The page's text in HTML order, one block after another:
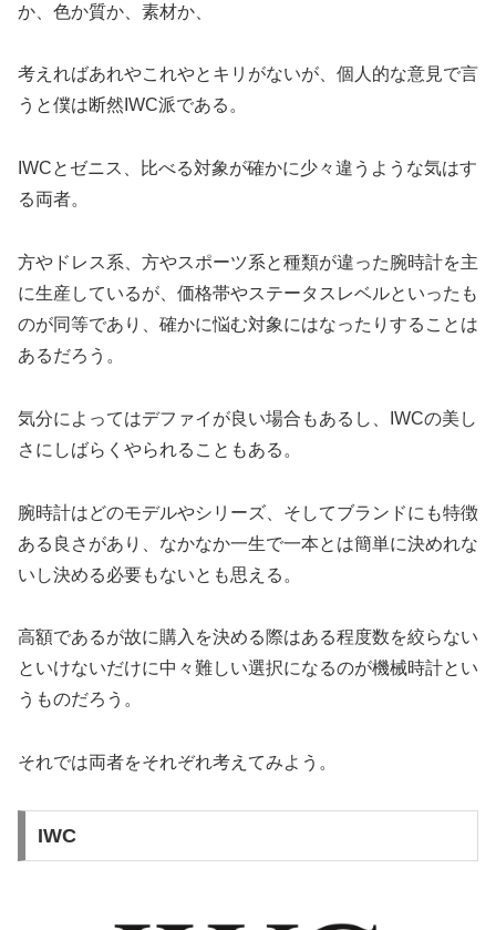
か、色か質か、素材か、
考えればあれやこれやとキリがないが、個人的な意見で言
うと僕は断然IWC派である。
IWCとゼニス、比べる対象が確かに少々違うような気はす
る両者。
方やドレス系、方やスポーツ系と種類が違った腕時計を主
に生産しているが、価格帯やステータスレベルといったも
のが同等であり、確かに悩む対象にはなったりすることは
あるだろう。
気分によってはデファイが良い場合もあるし、IWCの美し
さにしばらくやられることもある。
腕時計はどのモデルやシリーズ、そしてブランドにも特徴
ある良さがあり、なかなか一生で一本とは簡単に決めれな
いし決める必要もないとも思える。
高額であるが故に購入を決める際はある程度数を絞らない
といけないだけに中々難しい選択になるのが機械時計とい
うものだろう。
それでは両者をそれぞれ考えてみよう。
IWC